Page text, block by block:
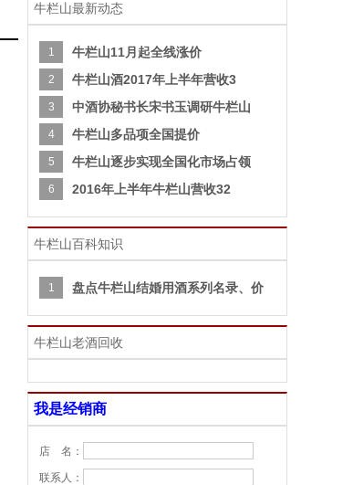
牛栏山最新动态
1 牛栏山11月起全线涨价
2 牛栏山酒2017年上半年营收3
3 中酒协秘书长宋书玉调研牛栏山
4 牛栏山多品项全国提价
5 牛栏山逐步实现全国化市场占领
6 2016年上半年牛栏山营收32
牛栏山百科知识
1 盘点牛栏山结婚用酒系列名录、价
牛栏山老酒回收
我是经销商
店 名：
联系人：